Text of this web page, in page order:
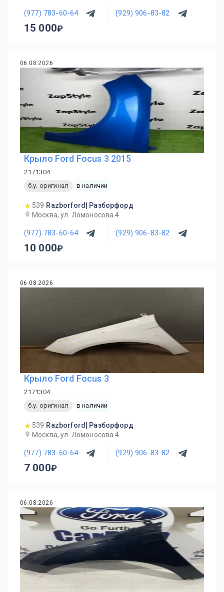
(977) 783-60-64 (929) 906-83-82
15 000
06.08.2026
Крыло Ford Focus 3 2015
2171304
б.у. оригинал
в наличии
539 Razborford| Разборфорд
Москва, ул. Ломоносова 4
(977) 783-60-64 (929) 906-83-82
10 000
06.08.2026
Крыло Ford Focus 3
2171304
б.у. оригинал
в наличии
539 Razborford| Разборфорд
Москва, ул. Ломоносова 4
(977) 783-60-64 (929) 906-83-82
7 000
06.08.2026